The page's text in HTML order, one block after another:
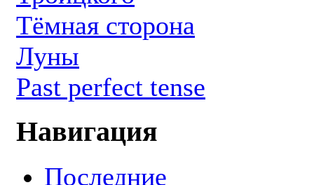
Тёмная сторона
Луны
Past perfect tense
Навигация
Последние